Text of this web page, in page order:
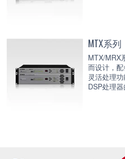
MTX系列
MTX/MRX
而设计，
灵活处理
DSP处理器